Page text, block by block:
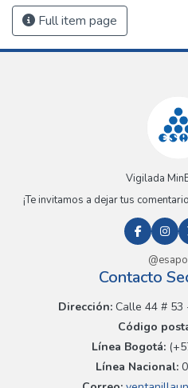
Full item page
Vigilada
¡Te invitamos a dejar tus
Contacto
Dirección:Calle 44 # 53
Código
Línea Bogotá:
Línea Nacional: